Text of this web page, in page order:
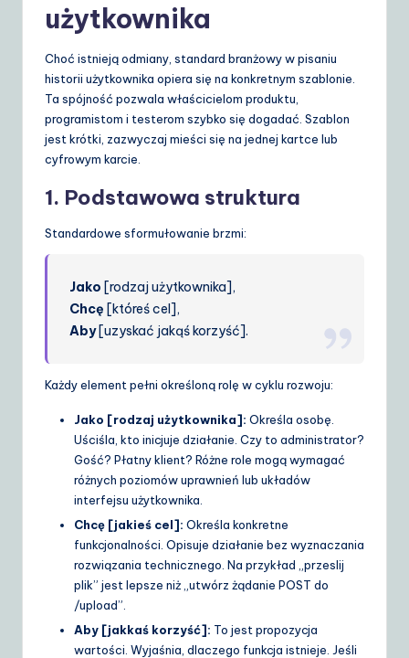
użytkownika
Choć istnieją odmiany, standard branżowy w pisaniu
historii użytkownika opiera się na konkretnym szablonie.
Ta spójność pozwala właścicielom produktu,
programistom i testerom szybko się dogadać. Szablon
jest krótki, zazwyczaj mieści się na jednej kartce lub
cyfrowym karcie.
1. Podstawowa struktura
Standardowe sformułowanie brzmi:
Jako [rodzaj użytkownika],
Chcę [któreś cel],
Aby[uzyskać jakąś korzyść].
Każdy element pełni określoną rolę w cyklu rozwoju:
Jako [rodzaj użytkownika]: Określa osobę.
Uściśla, kto inicjuje działanie. Czy to administrator?
Gość? Płatny klient? Różne role mogą wymagać
różnych poziomów uprawnień lub układów
interfejsu użytkownika.
Chcę [jakieś cel]: Określa konkretne
funkcjonalności. Opisuje działanie bez wyznaczania
rozwiązania technicznego. Na przykład „przeslij
plik” jest lepsze niż „utwórz żądanie POST do
/upload”.
Aby [jakkaś korzyść]: To jest propozycja
wartości. Wyjaśnia, dlaczego funkcja istnieje. Jeśli